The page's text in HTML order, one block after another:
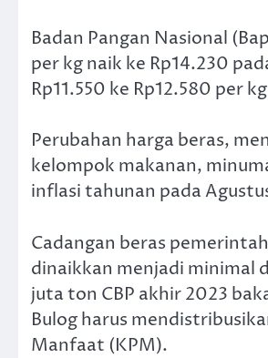
Badan Pangan Nasional
per kg naik ke Rp14.230
Rp11.550 ke Rp12.580 per
Perubahan harga beras,
kelompok makanan,
inflasi tahunan pada
Cadangan beras
dinaikkan menjadi minimal
juta ton CBP akhir 2023
Bulog harus
Manfaat (KPM).